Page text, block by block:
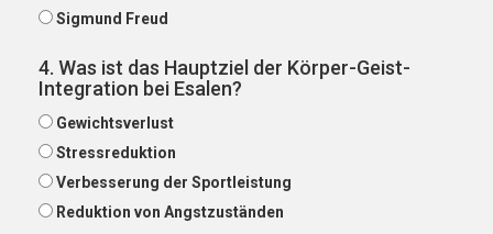
Sigmund Freud
4. Was ist das Hauptziel der Körper-Geist-
Integration bei Esalen?
Gewichtsverlust
Stressreduktion
Verbesserung der Sportleistung
Reduktion von Angstzuständen